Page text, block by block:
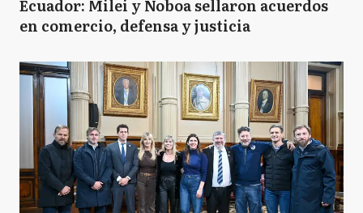
Ecuador: Milei y Noboa sellaron acuerdos
en comercio, defensa y justicia